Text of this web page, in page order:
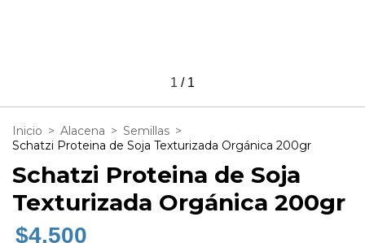
1 / 1
Inicio > Alacena > Semillas >
Schatzi Proteina de Soja Texturizada Orgánica 200gr
Schatzi Proteina de Soja
Texturizada Orgánica 200gr
$4.500